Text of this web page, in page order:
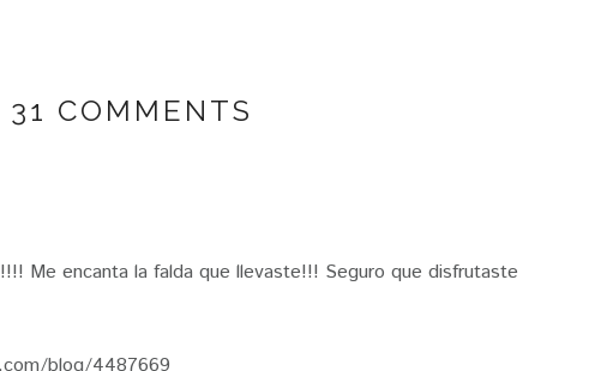
31 COMMENTS
Me encanta la falda que llevaste!!! Seguro que disfrutaste
blog/4487669